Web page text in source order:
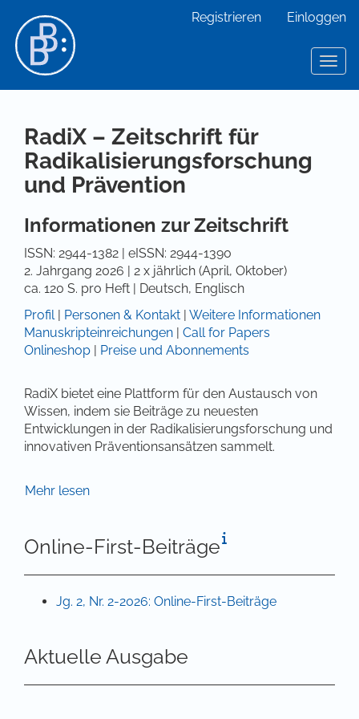
Hauptinhalt
Sidebar
Registrieren Einloggen
RadiX – Zeitschrift für
Radikalisierungsforschung
und Prävention
Informationen zur Zeitschrift
ISSN: 2944-1382 | eISSN: 2944-1390
2. Jahrgang 2026 | 2 x jährlich (April, Oktober)
ca. 120 S. pro Heft | Deutsch, Englisch
Profil | Personen & Kontakt | Weitere Informationen
Manuskripteinreichungen | Call for Papers
Onlineshop | Preise und Abonnements
RadiX bietet eine Plattform für den Austausch von
Wissen, indem sie Beiträge zu neuesten
Entwicklungen in der Radikalisierungsforschung und
innovativen Präventionsansätzen sammelt.
In einer Zeit, in der sich Radikalisierungstendenzen
erfordert es eine vertiefte Auseinandersetzung mit
den Ursachen, Dynamiken und vor allem den
Lösungsansätzen. Die Radikalisierung wird nicht
mehr als isoliertes Ereignis betrachtet, sondern als
fortlaufender Prozess, der in Zeiten von
wird. In diesen Zeiten schärfen sich nicht nur die
Abgrenzungen zwischen Gruppen, sondern es
entstehen auch feindselige Gefühle und eine
Mehr lesen
Online-First-Beiträge
Jg. 2, Nr. 2-2026: Online-First-Beiträge
Aktuelle Ausgabe